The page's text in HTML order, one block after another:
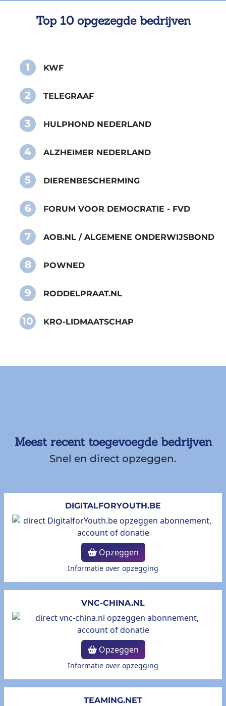
Top 10 opgezegde bedrijven
1 KWF
2 TELEGRAAF
3 HULPHOND NEDERLAND
4 ALZHEIMER NEDERLAND
5 DIERENBESCHERMING
6 FORUM VOOR DEMOCRATIE - FVD
7 AOB.NL / ALGEMENE ONDERWIJSBOND
8 POWNED
9 RODDELPRAAT.NL
10 KRO-LIDMAATSCHAP
Meest recent toegevoegde bedrijven
Snel en direct opzeggen.
DIGITALFORYOUTH.BE
Opzeggen
Informatie over opzegging
VNC-CHINA.NL
Opzeggen
Informatie over opzegging
TEAMING.NET